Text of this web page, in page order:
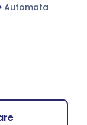
Automata